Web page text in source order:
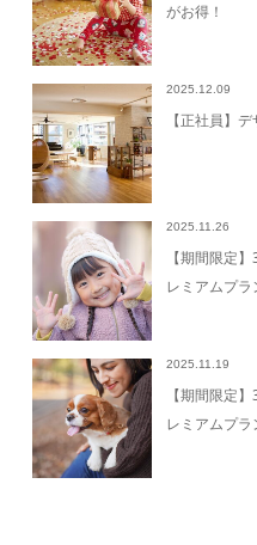
がお得！
2025.12.09
【正社員】
2025.11.26
【期間限定
レミアムプラ
2025.11.19
【期間限定
レミアムプラ